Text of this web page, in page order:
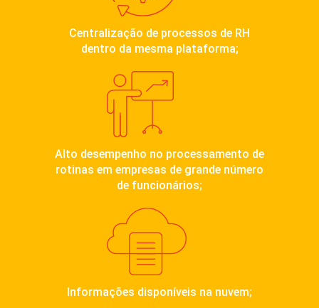
Centralização de processos de RH
dentro da mesma plataforma;
Alto desempenho no processamento de
rotinas em empresas de grande número
de funcionários;
Informações disponíveis na nuvem;